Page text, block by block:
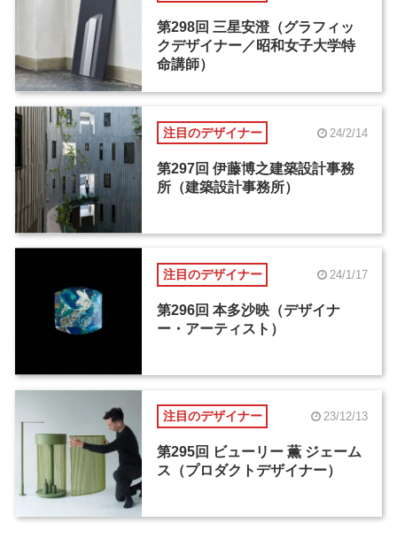
第298回 三星安澄（グラフィッ
クデザイナー／昭和女子大学特
命講師）
注目のデザイナー 24/2/14
第297回 伊藤博之建築設計事務
所（建築設計事務所）
注目のデザイナー 24/1/17
第296回 本多沙映（デザイナ
ー・アーティスト）
注目のデザイナー 23/12/13
第295回 ビューリー 薫 ジェーム
ス（プロダクトデザイナー）